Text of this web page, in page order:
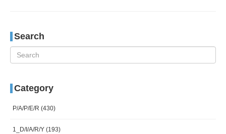
Search
Category
P/A/P/E/R (430)
1_D/I/A/R/Y (193)